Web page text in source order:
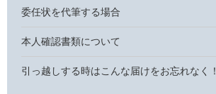
委任状を代筆する場合
本人確認書類について
引っ越しする時はこんな届けをお忘れなく！